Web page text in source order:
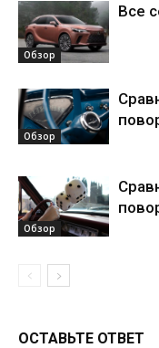
Обзор
Все
Обзор
Обзор
ОСТАВЬТЕ ОТВЕТ